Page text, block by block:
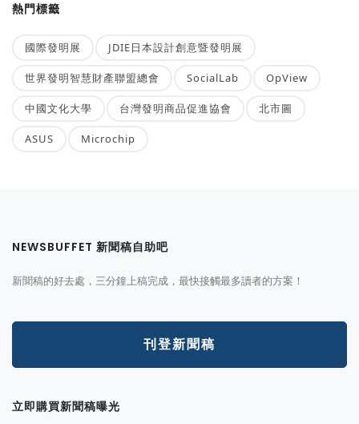
熱門標籤
國際發明展 JDIE日本設計創意暨發明展
世界發明智慧財產聯盟總會 SocialLab OpView
中國文化大學 台灣發明商品促進協會 北市圖
ASUS Microchip
NEWSBUFFET 新聞稿自助吧
新聞稿的好去處，三分鐘上稿完成，最快接觸最多讀者的方案！
刊登新聞稿
立即購買新聞稿曝光